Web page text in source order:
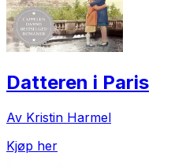
Datteren i Paris
Av Kristin Harmel
Kjøp her